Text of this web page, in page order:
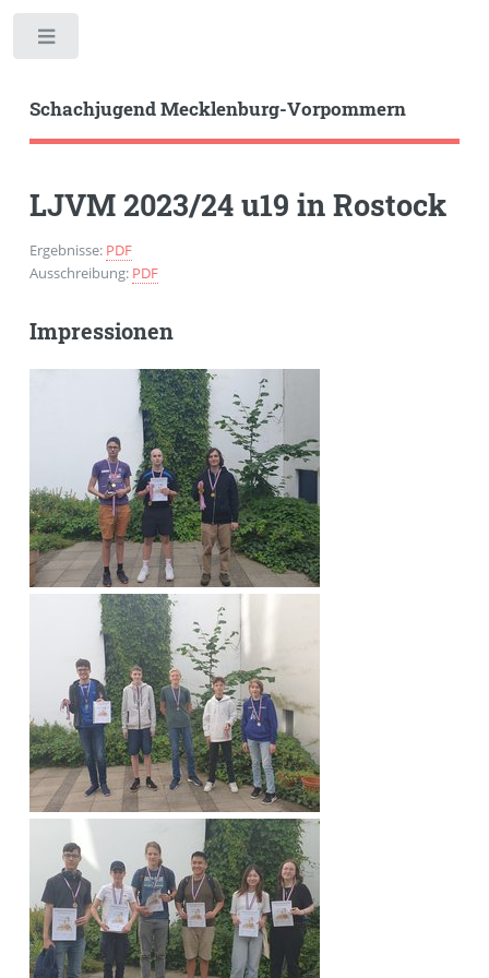
Schachjugend Mecklenburg-Vorpommern
LJVM 2023/24 u19 in Rostock
Ergebnisse: PDF
Ausschreibung: PDF
Impressionen